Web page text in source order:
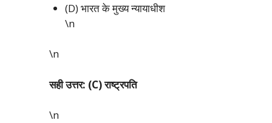
(D) भारत के मुख्य न्यायाधीश
\n
\n
सही उत्तर: (C) राष्ट्रपति
\n